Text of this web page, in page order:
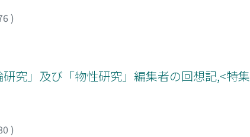
)
究」及び「物性研究」編集者の回想記,<特集
)